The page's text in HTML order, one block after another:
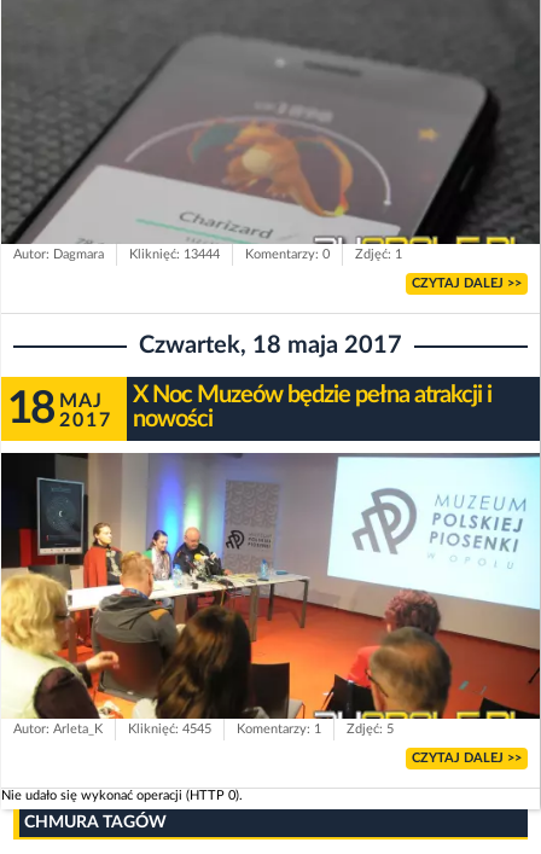
Autor: Dagmara Kliknięć: 13444 Komentarzy: 0 Zdjęć: 1
CZYTAJ DALEJ >>
Czwartek, 18 maja 2017
18 MAJ
2017
X Noc Muzeów będzie pełna atrakcji i
nowości
Autor: Arleta_K Kliknięć: 4545 Komentarzy: 1 Zdjęć: 5
CZYTAJ DALEJ >>
Nie udało się wykonać operacji (HTTP 0).
CHMURA TAGÓW